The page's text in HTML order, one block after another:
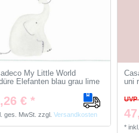
My Little World
Elefanten blau grau lime
€ *
ges. MwSt. zzgl.Versandkosten
uni
UVP
*